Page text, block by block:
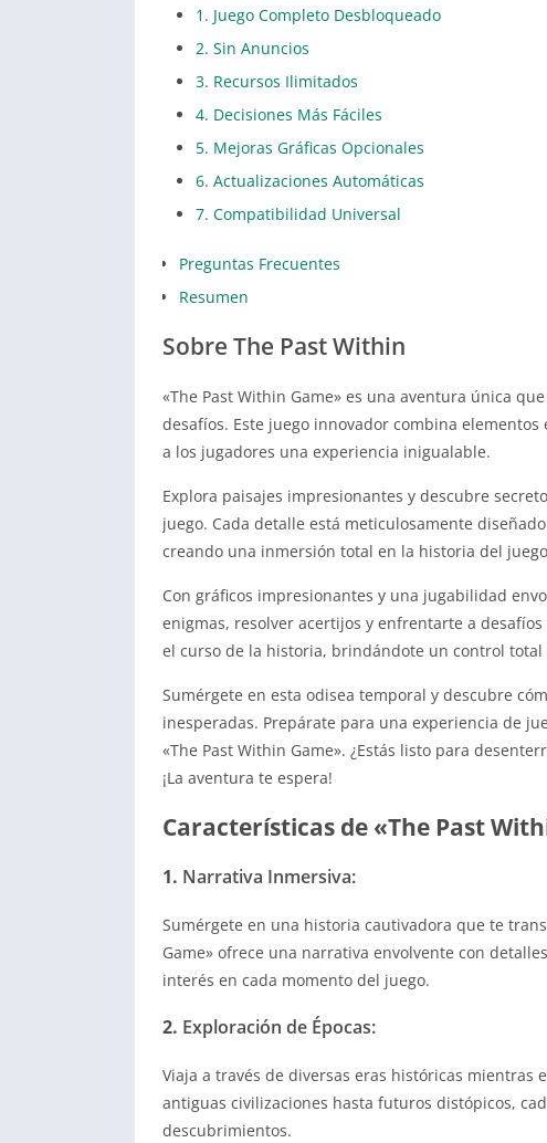
1. Juego Completo Desbloqueado
2. Sin Anuncios
3. Recursos Ilimitados
4. Decisiones Más Fáciles
5. Mejoras Gráficas Opcionales
6. Actualizaciones Automáticas
7. Compatibilidad Universal
Preguntas Frecuentes
Resumen
Sobre The Past Within
«The Past Within Game» es una aventura única
desafíos. Este juego innovador combina
a los jugadores una experiencia inigualable.
Explora paisajes impresionantes y descubre
juego. Cada detalle está meticulosamente
creando una inmersión total en la historia del
Con gráficos impresionantes y una jugabilidad
enigmas, resolver acertijos y enfrentarte a
el curso de la historia, brindándote un control
Sumérgete en esta odisea temporal y descubre
inesperadas. Prepárate para una experiencia de
«The Past Within Game». ¿Estás listo para
¡La aventura te espera!
Características de «The Past
1. Narrativa Inmersiva:
Sumérgete en una historia cautivadora que te
Game» ofrece una narrativa envolvente con
interés en cada momento del juego.
2. Exploración de Épocas:
Viaja a través de diversas eras históricas mientras
antiguas civilizaciones hasta futuros distópicos,
descubrimientos.